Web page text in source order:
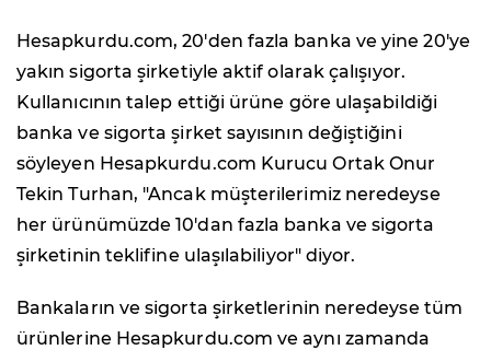
Hesapkurdu.com, 20'den fazla banka ve yine 20'ye
yakın sigorta şirketiyle aktif olarak çalışıyor.
Kullanıcının talep ettiği ürüne göre ulaşabildiği
banka ve sigorta şirket sayısının değiştiğini
söyleyen Hesapkurdu.com Kurucu Ortak Onur
Tekin Turhan, "Ancak müşterilerimiz neredeyse
her ürünümüzde 10'dan fazla banka ve sigorta
şirketinin teklifine ulaşılabiliyor" diyor.
Bankaların ve sigorta şirketlerinin neredeyse tüm
ürünlerine Hesapkurdu.com ve aynı zamanda